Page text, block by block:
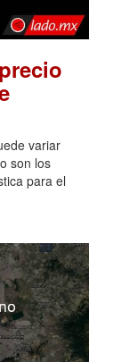
variar
son los
para el